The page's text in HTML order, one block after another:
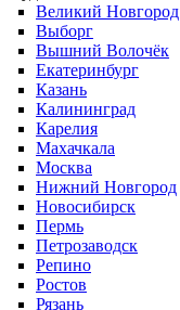
Великий Новгород
Выборг
Вышний Волочёк
Екатеринбург
Казань
Калининград
Карелия
Махачкала
Москва
Нижний Новгород
Новосибирск
Пермь
Петрозаводск
Репино
Ростов
Рязань